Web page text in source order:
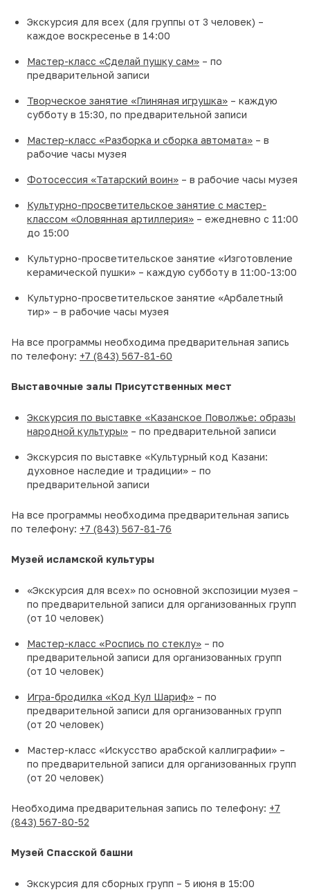
Экскурсия для всех (для группы от 3 человек) –
каждое воскресенье в 14:00
Мастер-класс «Сделай пушку сам» – по
предварительной записи
Творческое занятие «Глиняная игрушка» – каждую
субботу в 15:30, по предварительной записи
Мастер-класс «Разборка и сборка автомата» – в
рабочие часы музея
Фотосессия «Татарский воин» – в рабочие часы музея
Культурно-просветительское занятие с мастер-
классом «Оловянная артиллерия» – ежедневно с 11:00
до 15:00
Культурно-просветительское занятие «Изготовление
керамической пушки» – каждую субботу в 11:00-13:00
Культурно-просветительское занятие «Арбалетный
тир» – в рабочие часы музея
На все программы необходима предварительная запись
по телефону: +7 (843) 567-81-60
Выставочные залы Присутственных мест
Экскурсия по выставке «Казанское Поволжье: образы
народной культуры» – по предварительной записи
Экскурсия по выставке «Культурный код Казани:
духовное наследие и традиции» – по
предварительной записи
На все программы необходима предварительная запись
по телефону: +7 (843) 567-81-76
Музей исламской культуры
«Экскурсия для всех» по основной экспозиции музея –
по предварительной записи для организованных групп
(от 10 человек)
Мастер-класс «Роспись по стеклу» – по
предварительной записи для организованных групп
(от 10 человек)
Игра-бродилка «Код Кул Шариф» – по
предварительной записи для организованных групп
(от 20 человек)
Мастер-класс «Искусство арабской каллиграфии» –
по предварительной записи для организованных групп
(от 20 человек)
Необходима предварительная запись по телефону: +7
(843) 567-80-52
Музей Спасской башни
Экскурсия для сборных групп – 5 июня в 15:00